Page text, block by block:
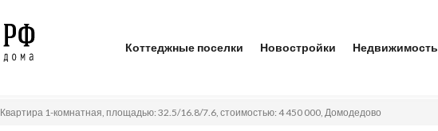
Коттеджные поселки Новостройки Недвижимость
Квартира 1-комнатная, площадью: 32.5/16.8/7.6, стоимостью: 4 450 000, Домодедово